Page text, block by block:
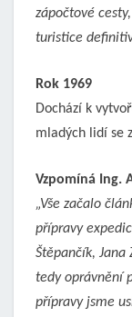
zápočtové
turistice
Rok 1969
Dochází k
mladých lidí se
Vzpomíná Ing.
„Vše začalo
přípravy
Štěpančík,
tedy oprávnění
přípravy jsme